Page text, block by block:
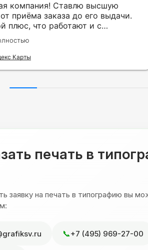
компания! Ставлю высшую
приёма заказа до его выдачи.
плюс, что работают и с
заказами. Нелбходимо
принт на кружку в подарок.
исполнен оперативно и ооочень
Евгении за терпеливость,
Карты
печать в
заявку на печать в типографию вы
+7 (495) 969-27-00